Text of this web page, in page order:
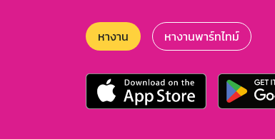
หางาน หางานพาร์ทไทม์